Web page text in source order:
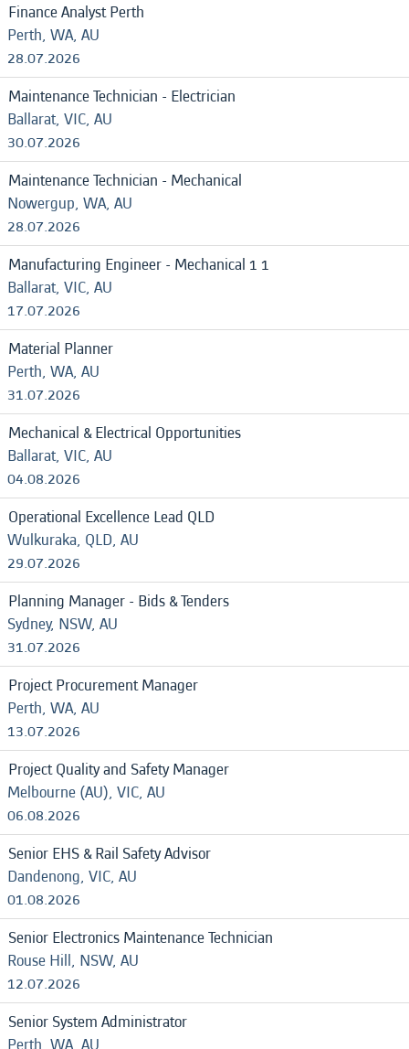
Finance Analyst Perth
Perth, WA, AU
28.07.2026
Maintenance Technician - Electrician
Ballarat, VIC, AU
30.07.2026
Maintenance Technician - Mechanical
Nowergup, WA, AU
28.07.2026
Manufacturing Engineer - Mechanical 1 1
Ballarat, VIC, AU
17.07.2026
Material Planner
Perth, WA, AU
31.07.2026
Mechanical & Electrical Opportunities
Ballarat, VIC, AU
04.08.2026
Operational Excellence Lead QLD
Wulkuraka, QLD, AU
29.07.2026
Planning Manager - Bids & Tenders
Sydney, NSW, AU
31.07.2026
Project Procurement Manager
Perth, WA, AU
13.07.2026
Project Quality and Safety Manager
Melbourne (AU), VIC, AU
06.08.2026
Senior EHS & Rail Safety Advisor
Dandenong, VIC, AU
01.08.2026
Senior Electronics Maintenance Technician
Rouse Hill, NSW, AU
12.07.2026
Senior System Administrator